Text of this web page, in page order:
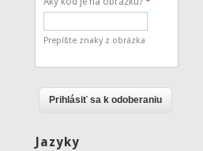
Prepíšte znaky z obrázka
Jazyky